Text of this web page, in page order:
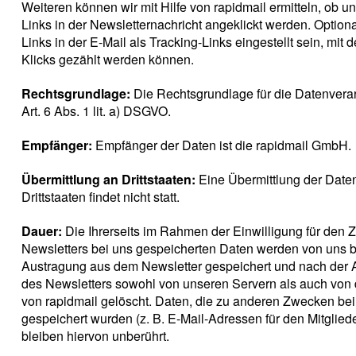
Weiteren können wir mit Hilfe von rapidmail ermitteln, ob
Links in der Newsletternachricht angeklickt werden.
Links in der E-Mail als Tracking-Links eingestellt sein, mit
Klicks gezählt werden können.
Rechtsgrundlage: Die Rechtsgrundlage für die
Art. 6 Abs. 1 lit. a) DSGVO.
Empfänger: Empfänger der Daten ist die rapidmail GmbH.
Übermittlung an Drittstaaten: Eine Übermittlung der
Drittstaaten findet nicht statt.
Dauer: Die Ihrerseits im Rahmen der Einwilligung für den
Newsletters bei uns gespeicherten Daten werden von uns
Austragung aus dem Newsletter gespeichert und nach der
des Newsletters sowohl von unseren Servern als auch von
von rapidmail gelöscht. Daten, die zu anderen Zwecken
gespeichert wurden (z. B. E-Mail-Adressen für den
bleiben hiervon unberührt.